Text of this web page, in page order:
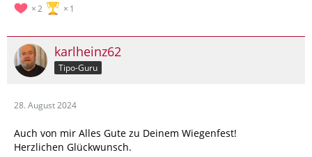
2 1
karlheinz62
Tipo-Guru
28. August 2024
Auch von mir Alles Gute zu Deinem Wiegenfest!
Herzlichen Glückwunsch.